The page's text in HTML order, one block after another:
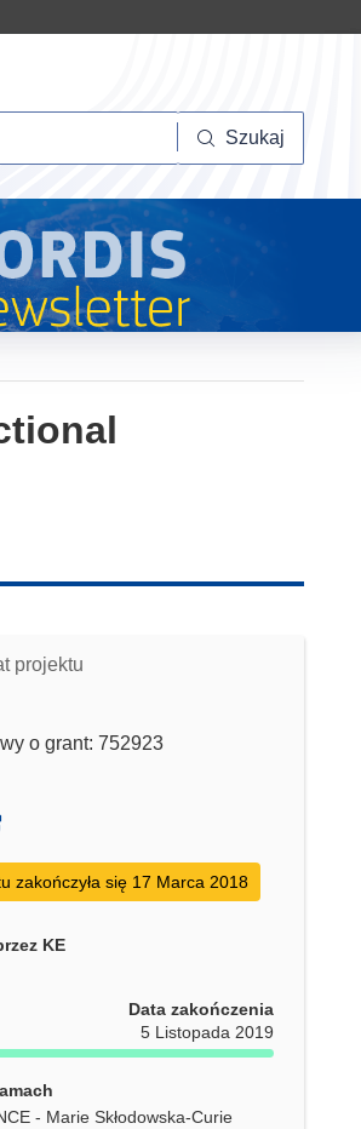
Szukaj
projektu
o grant: 752923
zakończyła się 17 Marca 2018
KE
Data zakończenia
5 Listopada 2019
- Marie Skłodowska-Curie